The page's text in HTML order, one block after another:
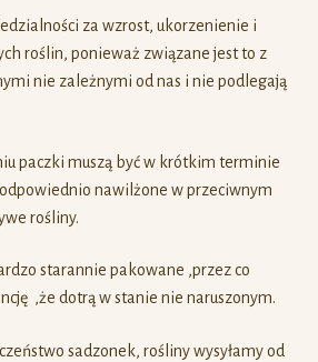
za wzrost, ukorzenienie i
roślin, ponieważ związane jest to z
nie zależnymi od nas i nie podlegają
paczki muszą być w krótkim terminie
nawilżone w przeciwnym
rośliny.
starannie pakowane ,przez co
,że dotrą w stanie nie naruszonym.
sadzonek, rośliny wysyłamy od